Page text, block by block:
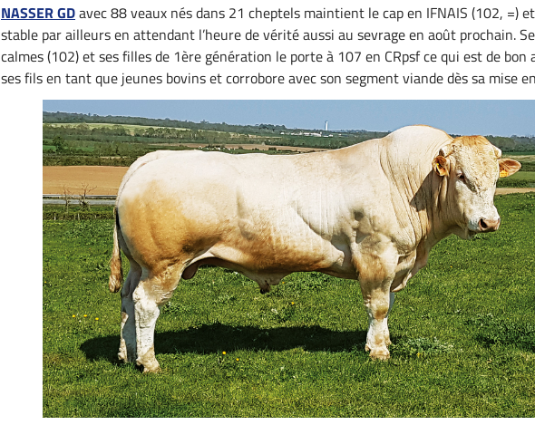
NASSER GDavec 88 veaux nés dans 21 cheptels maintient le cap en IFNAIS (102, =)
stable par ailleurs en attendant l’heure de vérité aussi au sevrage en août prochain.
calmes (102) et ses filles de 1ère génération le porte à 107 en CRpsf ce qui est de bon
ses fils en tant que jeunes bovins et corrobore avec son segment viande dès sa mise